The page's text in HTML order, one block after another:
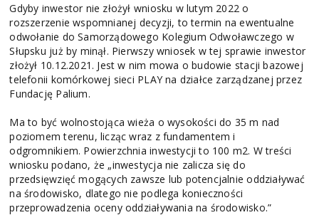
Gdyby inwestor nie złożył wniosku w lutym 2022 o
rozszerzenie wspomnianej decyzji, to termin na ewentualne
odwołanie do Samorządowego Kolegium Odwoławczego w
Słupsku już by minął. Pierwszy wniosek w tej sprawie inwestor
złożył 10.12.2021. Jest w nim mowa o budowie stacji bazowej
telefonii komórkowej sieci PLAY na działce zarządzanej przez
Fundację Palium.
Ma to być wolnostojąca wieża o wysokości do 35 m nad
poziomem terenu, licząc wraz z fundamentem i
odgromnikiem. Powierzchnia inwestycji to 100 m2. W treści
wniosku podano, że „inwestycja nie zalicza się do
przedsięwzięć mogących zawsze lub potencjalnie oddziaływać
na środowisko, dlatego nie podlega konieczności
przeprowadzenia oceny oddziaływania na środowisko.”